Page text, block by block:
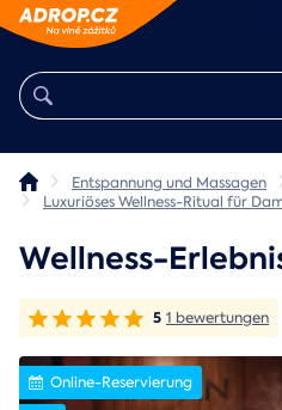
Entspannung und Massagen
Luxuriöses Wellness-Ritual für
Wellness-
5 1 bewertungen
Online-Reservierung